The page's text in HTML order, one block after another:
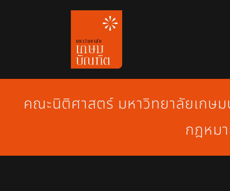
คณะนิติศาสตร์ มหาวิทยาลัยเกษ
กฎหม